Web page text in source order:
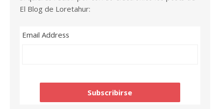
El Blog de Loretahur:
Email Address